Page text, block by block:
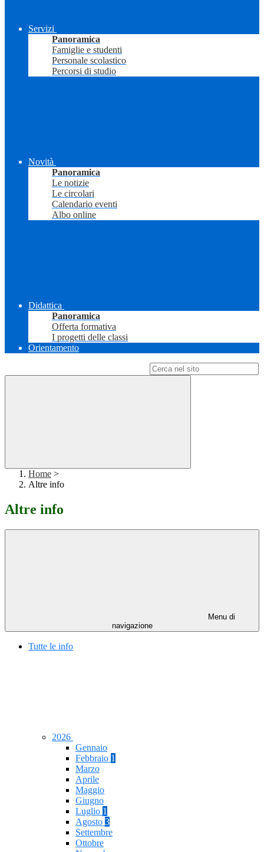
Servizi
Panoramica
Famiglie e studenti
Personale scolastico
Percorsi di studio
Novità
Panoramica
Le notizie
Le circolari
Calendario eventi
Albo online
Didattica
Panoramica
Offerta formativa
I progetti delle classi
Orientamento
Home >
Altre info
Altre info
Menu di
navigazione
Tutte le info
2026
Gennaio
Febbraio 1
Marzo
Aprile
Maggio
Giugno
Luglio 1
Agosto 3
Settembre
Ottobre